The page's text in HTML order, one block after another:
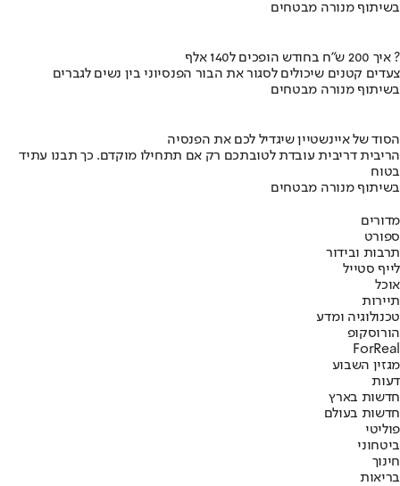
בשיתוף מנורה מבטחים
איך 200 ש"ח בחודש הופכים ל140 אלף ?
צעדים קטנים שיכולים לסגור את הבור הפנסיוני בין נשים לגברים
בשיתוף מנורה מבטחים
הסוד של איינשטיין שיגדיל לכם את הפנסיה
הריבית דריבית עובדת לטובתכם רק אם תתחילו מוקדם. כך תבנו עתיד
בטוח
בשיתוף מנורה מבטחים
מדורים
ספורט
תרבות ובידור
לייף סטייל
אוכל
תיירות
טכנולוגיה ומדע
הורוסקופ
ForReal
מגזין השבוע
דעות
חדשות בארץ
חדשות בעולם
פוליטי
ביטחוני
חינוך
בריאות